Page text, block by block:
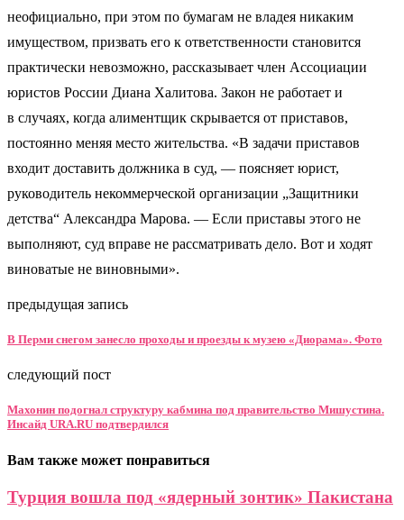
неофициально, при этом по бумагам не владея никаким
имуществом, призвать его к ответственности становится
практически невозможно, рассказывает член Ассоциации
юристов России Диана Халитова. Закон не работает и
в случаях, когда алиментщик скрывается от приставов,
постоянно меняя место жительства. «В задачи приставов
входит доставить должника в суд, — поясняет юрист,
руководитель некоммерческой организации „Защитники
детства“ Александра Марова. — Если приставы этого не
выполняют, суд вправе не рассматривать дело. Вот и ходят
виноватые не виновными».
предыдущая запись
В Перми снегом занесло проходы и проезды к музею «Диорама». Фото
следующий пост
Махонин подогнал структуру кабмина под правительство Мишустина.
Инсайд URA.RU подтвердился
Вам также может понравиться
Турция вошла под «ядерный зонтик» Пакистана